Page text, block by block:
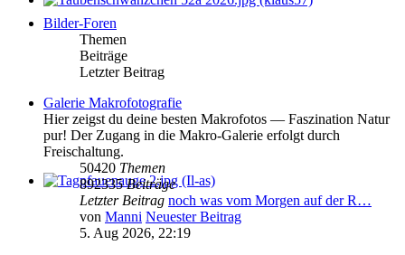
Bilder-Foren
Themen
Beiträge
Letzter Beitrag
Galerie Makrofotografie
Hier zeigst du deine besten Makrofotos — Faszination Natur
pur! Der Zugang in die Makro-Galerie erfolgt durch
Freischaltung.
50420 Themen
892335Beiträge
Letzter Beitrag noch was vom Morgen auf der R…
von Manni Neuester Beitrag
5. Aug 2026, 22:19